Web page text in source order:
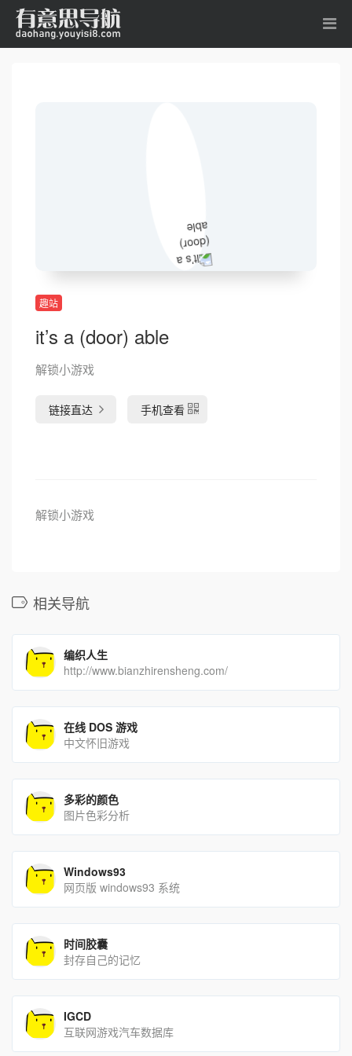
趣站
it’s a (door) able
解锁小游戏
链接直达 手机查看
解锁小游戏
相关导航
编织人生
http://www.bianzhirensheng.com/
在线 DOS 游戏
中文怀旧游戏
多彩的颜色
图片色彩分析
Windows93
网页版 windows93 系统
时间胶囊
封存自己的记忆
IGCD
互联网游戏汽车数据库